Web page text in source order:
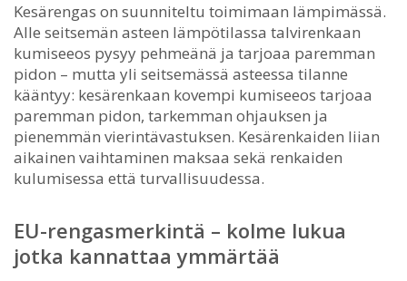
Kesärengas on suunniteltu toimimaan lämpimässä.
Alle seitsemän asteen lämpötilassa talvirenkaan
kumiseeos pysyy pehmeänä ja tarjoaa paremman
pidon – mutta yli seitsemässä asteessa tilanne
kääntyy: kesärenkaan kovempi kumiseeos tarjoaa
paremman pidon, tarkemman ohjauksen ja
pienemmän vierintävastuksen. Kesärenkaiden liian
aikainen vaihtaminen maksaa sekä renkaiden
kulumisessa että turvallisuudessa.
EU-rengasmerkintä – kolme lukua
jotka kannattaa ymmärtää